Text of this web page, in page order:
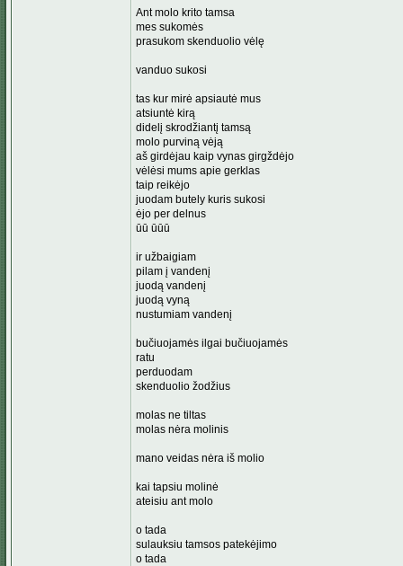
Ant molo krito tamsa
mes sukomės
prasukom skenduolio vėlę
vanduo sukosi
tas kur mirė apsiautė mus
atsiuntė kirą
didelį skrodžiantį tamsą
molo purviną vėją
aš girdėjau kaip vynas girgždėjo
vėlėsi mums apie gerklas
taip reikėjo
juodam butely kuris sukosi
ėjo per delnus
ūū ūūū
ir užbaigiam
pilam į vandenį
juodą vandenį
juodą vyną
nustumiam vandenį
bučiuojamės ilgai bučiuojamės
ratu
perduodam
skenduolio žodžius
molas ne tiltas
molas nėra molinis
mano veidas nėra iš molio
kai tapsiu molinė
ateisiu ant molo
o tada
sulauksiu tamsos patekėjimo
o tada